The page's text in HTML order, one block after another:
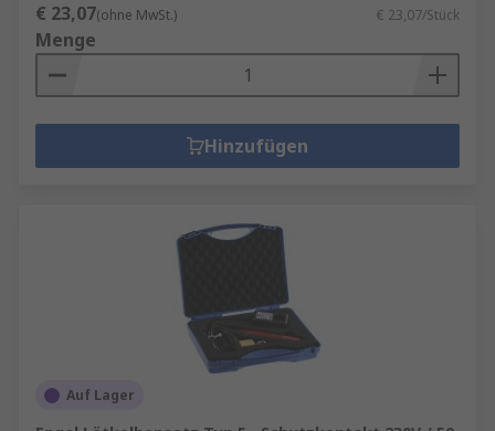
€ 23,07(ohne MwSt.) € 23,07/Stück
Menge
Hinzufügen
Auf Lager